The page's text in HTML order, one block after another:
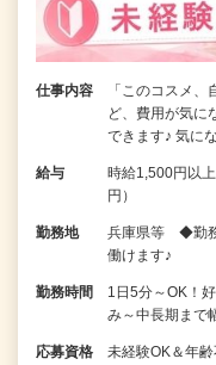
仕事内容
「このコスメ
ど、費用が気に
できます♪ 気に
給与
時給1,500円以
円）
勤務地
兵庫県等 ◆勤務
働けます♪
勤務時間
1日5分～OK！
み～中長期まで
応募資格
未経験OK＆年